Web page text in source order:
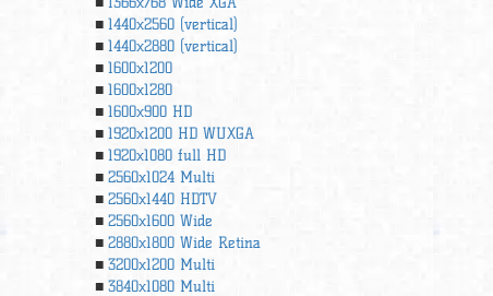
1440x2560 (vertical)
1440x2880 (vertical)
1600x1200
1600x1280
1600x900 HD
1920x1200 HD WUXGA
1920х1080 full HD
2560x1024 Multi
2560x1440 HDTV
2560x1600 Wide
2880x1800 Wide Retina
3200x1200 Multi
3840x1080 Multi